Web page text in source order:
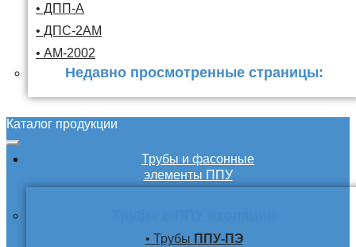
• ДПП-А
• ДПС-2АМ
• АМ-2002
Недавно просмотренные страницы:
Каталог продукции
Трубы и фасонные
элементы ППУ
• Трубы ППУ-ПЭ